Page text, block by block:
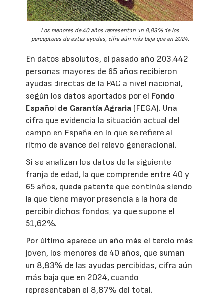
Los menores de 40 años representan un 8,83% de los
perceptores de estas ayudas, cifra aún más baja que en 2024.
En datos absolutos, el pasado año 203.442
personas mayores de 65 años recibieron
ayudas directas de la PAC a nivel nacional,
según los datos aportados por el Fondo
Español de Garantía Agraria (FEGA). Una
cifra que evidencia la situación actual del
campo en España en lo que se refiere al
ritmo de avance del relevo generacional.
Si se analizan los datos de la siguiente
franja de edad, la que comprende entre 40 y
65 años, queda patente que continúa siendo
la que tiene mayor presencia a la hora de
percibir dichos fondos, ya que supone el
51,62%.
Por último aparece un año más el tercio más
joven, los menores de 40 años, que suman
un 8,83% de las ayudas percibidas, cifra aún
más baja que en 2024, cuando
representaban el 8,87% del total.